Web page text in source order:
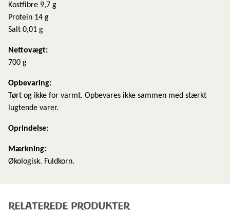
Kostfibre 9,7 g
Protein 14 g
Salt 0,01 g
Nettovægt:
700 g
​Opbevaring:
Tørt og ikke for varmt. Opbevares ikke sammen med stærkt
lugtende varer.
Oprindelse:
Mærkning:
Økologisk. Fuldkorn.
RELATEREDE PRODUKTER